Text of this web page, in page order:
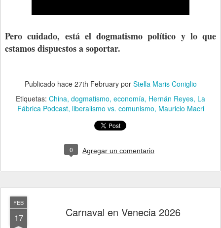
Pero cuidado, está el dogmatismo político y lo que
estamos dispuestos a soportar.
Publicado hace 27th Februarypor Stella Maris Coniglio
Etiquetas: China dogmatismo economía Hernán Reyes La
Fábrica Podcast liberalismo vs. comunismo Mauricio Macri
0 Agregar un comentario
FEB
17 Carnaval en Venecia 2026